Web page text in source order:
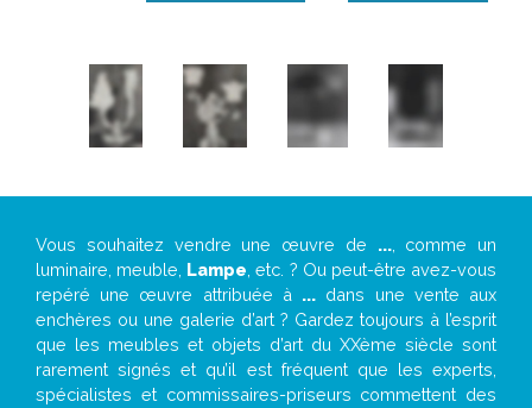
Vous souhaitez vendre une œuvre de ..., comme un
luminaire, meuble, Lampe , etc. ? Ou peut-être avez-vous
repéré une œuvre attribuée à ... dans une vente aux
enchères ou une galerie d’art ? Gardez toujours à l’esprit
que les meubles et objets d’art du XXème siècle sont
rarement signés et qu’il est fréquent que les experts,
spécialistes et commissaires-priseurs commettent des